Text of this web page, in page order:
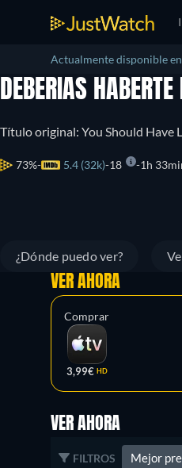
Actualmente disponible
DEBERIAS HABERTE
Título original: You Should Have
73% 5.4 (32k) 18 1h
¿Dónde puedo ver?
VER AHORA
Comprar
3,99€ HD
VER AHORA
FILTROS Mejor